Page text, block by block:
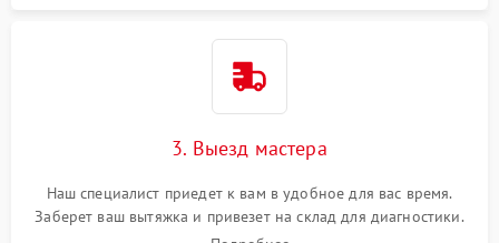
3. Выезд мастера
Наш специалист приедет к вам в удобное для вас время.
Заберет ваш вытяжка и привезет на склад для диагностики.